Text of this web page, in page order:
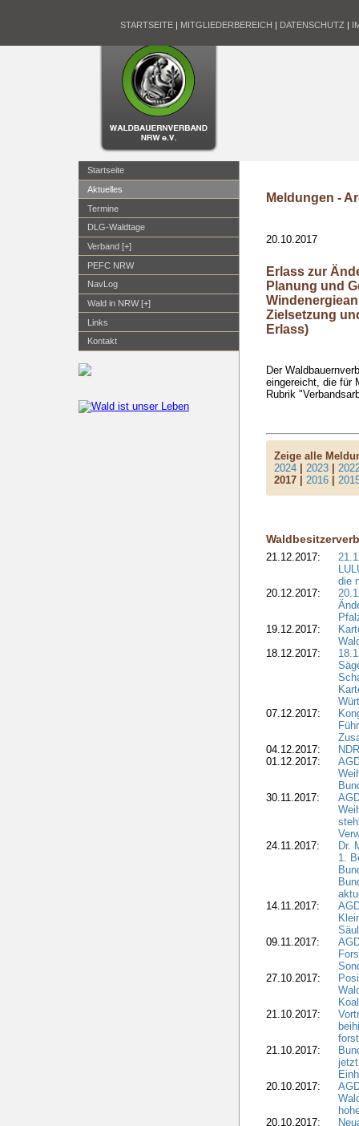
STARTSEITE | MITGLIEDERBEREICH | DATENSCHUTZ |
Startseite
Aktuelles
Termine
DLG-Waldtage
Verband [+]
PEFC NRW
NavLog
Wald in NRW [+]
Links
Kontakt
Meldungen -
20.10.2017
Erlass zur
Planung und
Zielsetzung
Erlass)
Der
eingereicht, die für
Rubrik
Zeige alle
2024 |2023 |
2017 |2016 |
21.12.2017:
die
20.12.2017:
19.12.2017:
18.12.2017:
07.12.2017:
04.12.2017:
01.12.2017:
30.11.2017:
24.11.2017:
Dr.
1.
14.11.2017:
09.11.2017:
27.10.2017:
21.10.2017:
21.10.2017:
20.10.2017:
20.10.2017: